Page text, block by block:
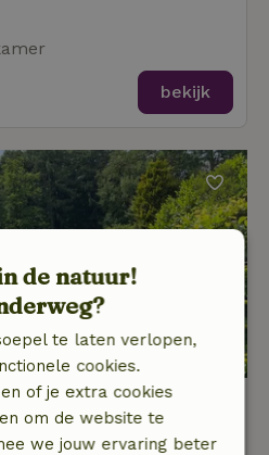
bekijk
9,2/10
de natuur!
te laten verlopen,
cookies.
of je extra cookies
om de website te
we jouw ervaring beter